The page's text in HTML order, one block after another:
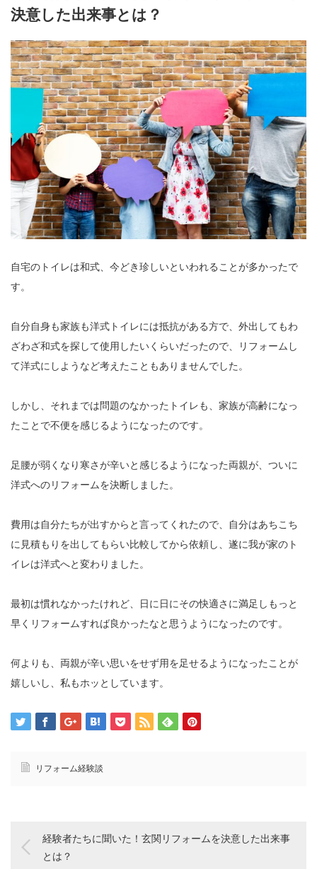
決意した出来事とは？
自宅のトイレは和式、今どき珍しいといわれることが多かったで
す。
自分自身も家族も洋式トイレには抵抗がある方で、外出してもわ
ざわざ和式を探して使用したいくらいだったので、リフォームし
て洋式にしようなど考えたこともありませんでした。
しかし、それまでは問題のなかったトイレも、家族が高齢になっ
たことで不便を感じるようになったのです。
足腰が弱くなり寒さが辛いと感じるようになった両親が、ついに
洋式へのリフォームを決断しました。
費用は自分たちが出すからと言ってくれたので、自分はあちこち
に見積もりを出してもらい比較してから依頼し、遂に我が家のト
イレは洋式へと変わりました。
最初は慣れなかったけれど、日に日にその快適さに満足しもっと
早くリフォームすれば良かったなと思うようになったのです。
何よりも、両親が辛い思いをせず用を足せるようになったことが
嬉しいし、私もホッとしています。
リフォーム経験談
経験者たちに聞いた！玄関リフォームを決意した出来事
とは？